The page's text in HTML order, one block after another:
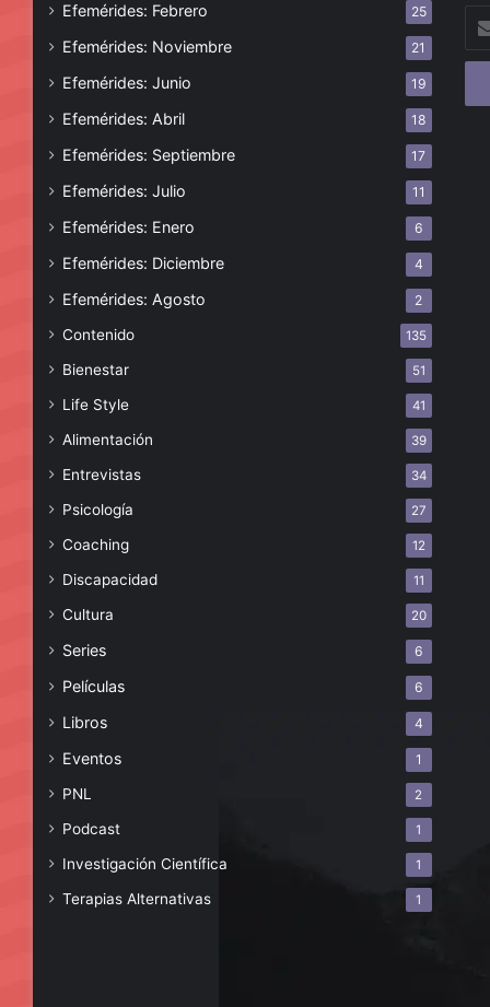
Efemérides: Febrero 25
Efemérides: Noviembre 21
Efemérides: Junio 19
Efemérides: Abril 18
Efemérides: Septiembre 17
Efemérides: Julio 11
Efemérides: Enero 6
Efemérides: Diciembre 4
Efemérides: Agosto 2
Contenido 135
Bienestar 51
Life Style 41
Alimentación 39
Entrevistas 34
Psicología 27
Coaching 12
Discapacidad 11
Cultura 20
Series 6
Películas 6
Libros 4
Eventos 1
PNL 2
Podcast 1
Investigación Científica 1
Terapias Alternativas 1
tu